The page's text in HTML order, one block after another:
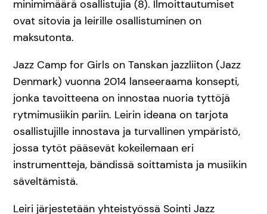
minimimäärä osallistujia (8). Ilmoittautumiset
ovat sitovia ja leirille osallistuminen on
maksutonta.
Jazz Camp for Girls on Tanskan jazzliiton (Jazz
Denmark) vuonna 2014 lanseeraama konsepti,
jonka tavoitteena on innostaa nuoria tyttöjä
rytmimusiikin pariin. Leirin ideana on tarjota
osallistujille innostava ja turvallinen ympäristö,
jossa tytöt pääsevät kokeilemaan eri
instrumentteja, bändissä soittamista ja musiikin
säveltämistä.
Leiri järjestetään yhteistyössä Sointi Jazz